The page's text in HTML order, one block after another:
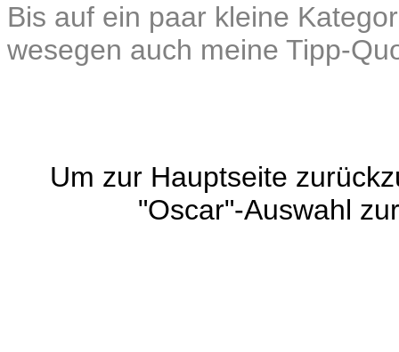
Bis auf ein paar kleine
wesegen auch meine Tipp-
Um zur Hauptseite
"Oscar"-Auswahl